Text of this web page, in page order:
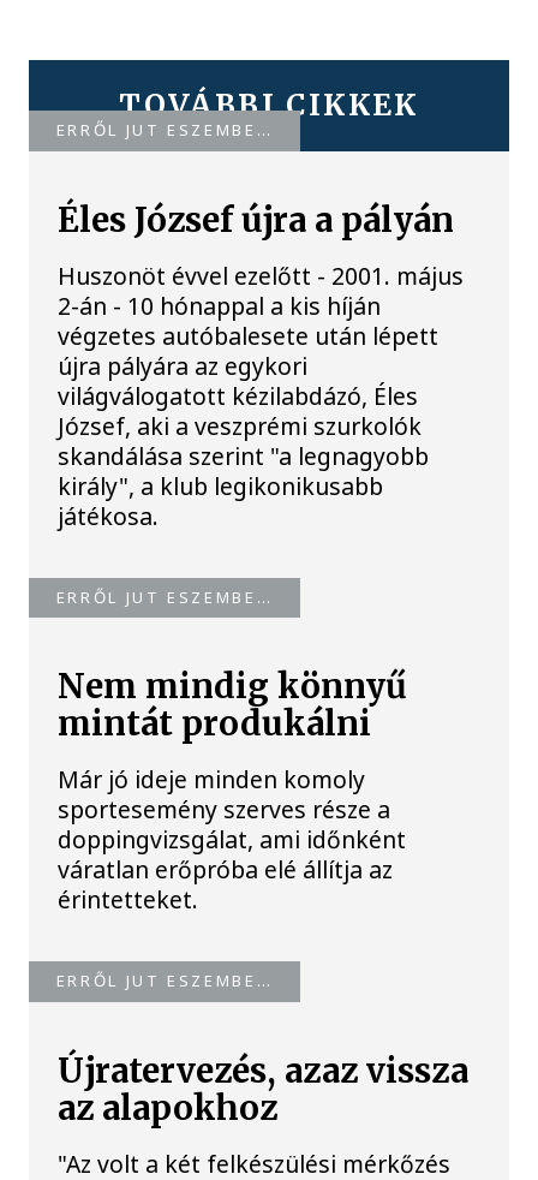
TOVÁBBI CIKKEK
ERRŐL JUT ESZEMBE…
Éles József újra a pályán
Huszonöt évvel ezelőtt - 2001. május
2-án - 10 hónappal a kis híján
végzetes autóbalesete után lépett
újra pályára az egykori
világválogatott kézilabdázó, Éles
József, aki a veszprémi szurkolók
skandálása szerint "a legnagyobb
király", a klub legikonikusabb
játékosa.
ERRŐL JUT ESZEMBE…
Nem mindig könnyű
mintát produkálni
Már jó ideje minden komoly
sportesemény szerves része a
doppingvizsgálat, ami időnként
váratlan erőpróba elé állítja az
érintetteket.
ERRŐL JUT ESZEMBE…
Újratervezés, azaz vissza
az alapokhoz
"Az volt a két felkészülési mérkőzés